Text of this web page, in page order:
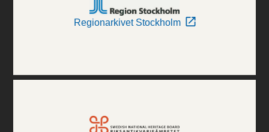
Regionarkivet Stockholm